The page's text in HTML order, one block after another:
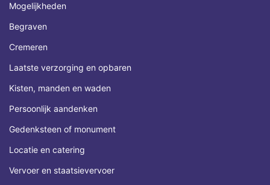
Mogelijkheden
Begraven
Cremeren
Laatste verzorging en opbaren
Kisten, manden en waden
Persoonlijk aandenken
Gedenksteen of monument
Locatie en catering
Vervoer en staatsievervoer